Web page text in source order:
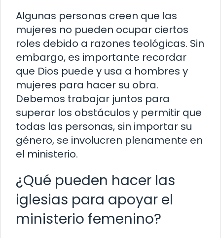
Algunas personas creen que las
mujeres no pueden ocupar ciertos
roles debido a razones teológicas. Sin
embargo, es importante recordar
que Dios puede y usa a hombres y
mujeres para hacer su obra.
Debemos trabajar juntos para
superar los obstáculos y permitir que
todas las personas, sin importar su
género, se involucren plenamente en
el ministerio.
¿Qué pueden hacer las
iglesias para apoyar el
ministerio femenino?